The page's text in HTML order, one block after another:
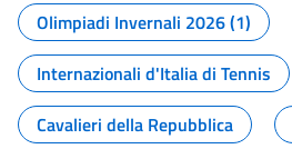
Olimpiadi Invernali 2026 (1)
Internazionali d'Italia di Tennis
Cavalieri della Repubblica